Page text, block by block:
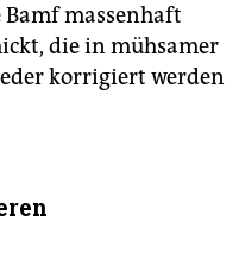
massenhaft
die in mühsamer
korrigiert werden